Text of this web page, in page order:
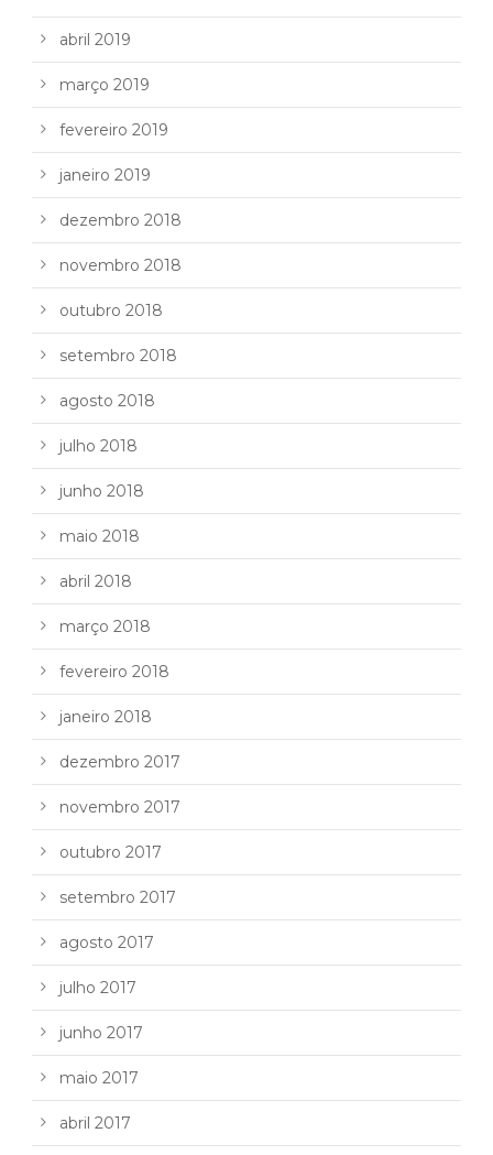
abril 2019
março 2019
fevereiro 2019
janeiro 2019
dezembro 2018
novembro 2018
outubro 2018
setembro 2018
agosto 2018
julho 2018
junho 2018
maio 2018
abril 2018
março 2018
fevereiro 2018
janeiro 2018
dezembro 2017
novembro 2017
outubro 2017
setembro 2017
agosto 2017
julho 2017
junho 2017
maio 2017
abril 2017